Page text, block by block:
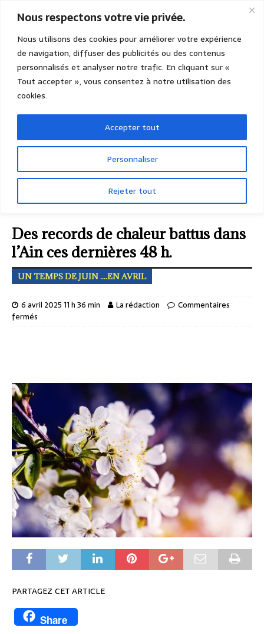
Nous respectons votre vie privée.
Nous utilisons des cookies pour améliorer votre expérience
de navigation, diffuser des publicités ou des contenus
personnalisés et analyser notre trafic. En cliquant sur «
Tout accepter », vous consentez à notre utilisation des
cookies.
Personnaliser
Rejeter tout
Accepter tout
ACTUALITÉS AIN
chaleur battus dans l’Ain ces dernières 48 h.
Des records de chaleur battus dans
l’Ain ces dernières 48 h.
UN TEMPS DE JUIN ....EN AVRIL
6 avril 2025 11 h 36 min La rédaction
Commentaires
fermés
PARTAGEZ CET ARTICLE
Share